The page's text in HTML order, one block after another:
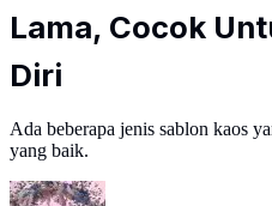
Lama, Cocok
Diri
Ada beberapa jenis sablon kaos
yang baik.